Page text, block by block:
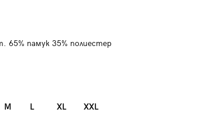
65% памук 35% полиестер
M L XL
XXL